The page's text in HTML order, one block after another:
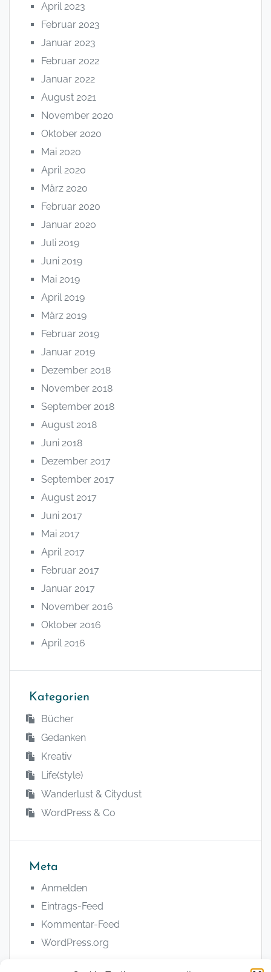
April 2023
Februar 2023
Januar 2023
Februar 2022
Januar 2022
August 2021
November 2020
Oktober 2020
Mai 2020
April 2020
März 2020
Februar 2020
Januar 2020
Juli 2019
Juni 2019
Mai 2019
April 2019
März 2019
Februar 2019
Januar 2019
Dezember 2018
November 2018
September 2018
August 2018
Juni 2018
Dezember 2017
September 2017
August 2017
Juni 2017
Mai 2017
April 2017
Februar 2017
Januar 2017
November 2016
Oktober 2016
April 2016
Kategorien
Bücher
Gedanken
Kreativ
Life(style)
Wanderlust & Citydust
WordPress & Co
Meta
Anmelden
Eintrags-Feed
Kommentar-Feed
WordPress.org